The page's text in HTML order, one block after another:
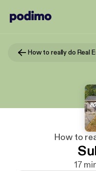
How to really do Real
How to
17